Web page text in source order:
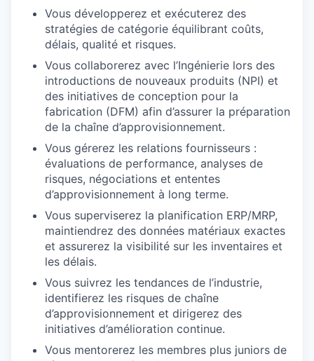
Vous développerez et exécuterez des
stratégies de catégorie équilibrant coûts,
délais, qualité et risques.
Vous collaborerez avec l’Ingénierie lors des
introductions de nouveaux produits (NPI) et
des initiatives de conception pour la
fabrication (DFM) afin d’assurer la préparation
de la chaîne d’approvisionnement.
Vous gérerez les relations fournisseurs :
évaluations de performance, analyses de
risques, négociations et ententes
d’approvisionnement à long terme.
Vous superviserez la planification ERP/MRP,
maintiendrez des données matériaux exactes
et assurerez la visibilité sur les inventaires et
les délais.
Vous suivrez les tendances de l’industrie,
identifierez les risques de chaîne
d’approvisionnement et dirigerez des
initiatives d’amélioration continue.
Vous mentorerez les membres plus juniors de